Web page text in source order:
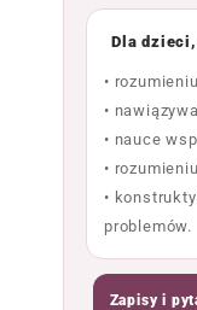
Dla
•
•
• nauce
•
•
problemów.
Zapisy i